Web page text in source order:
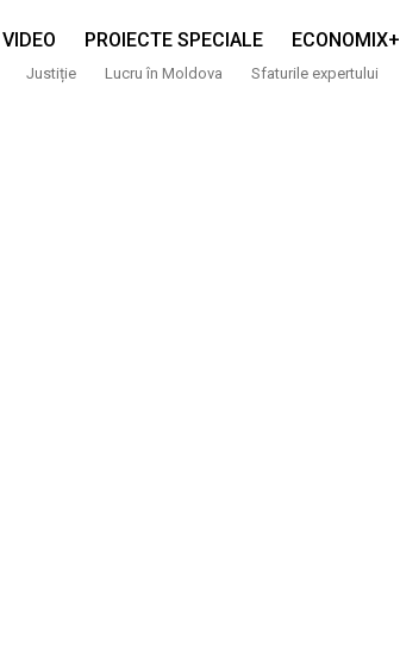
VIDEO PROIECTE SPECIALE ECONOMIX+
Justiție Lucru în Moldova Sfaturile expertului